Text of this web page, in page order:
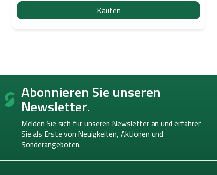
Kaufen
F
ß Abonnieren Sie unseren
Newsletter.
Melden Sie sich für unseren Newsletter an und erfahren
Sie als Erste von Neuigkeiten, Aktionen und
Sonderangeboten.